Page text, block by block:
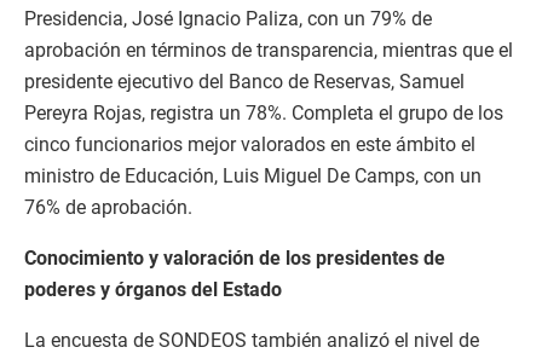
Presidencia, José Ignacio Paliza, con un 79% de
aprobación en términos de transparencia, mientras que el
presidente ejecutivo del Banco de Reservas, Samuel
Pereyra Rojas, registra un 78%. Completa el grupo de los
cinco funcionarios mejor valorados en este ámbito el
ministro de Educación, Luis Miguel De Camps, con un
76% de aprobación.
Conocimiento y valoración de los presidentes de
poderes y órganos del Estado
La encuesta de SONDEOS también analizó el nivel de